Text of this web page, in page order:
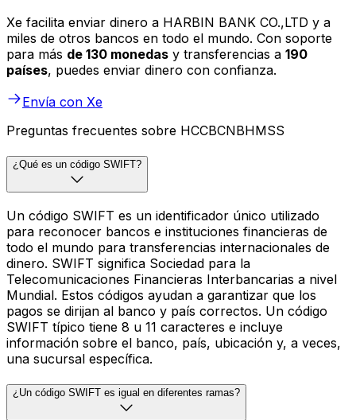
Xe facilita enviar dinero a HARBIN BANK CO.,LTD y a
miles de otros bancos en todo el mundo. Con soporte
para más de 130 monedas y transferencias a 190
países, puedes enviar dinero con confianza.
Envía con Xe
Preguntas frecuentes sobre HCCBCNBHMSS
¿Qué es un código SWIFT?
Un código SWIFT es un identificador único utilizado
para reconocer bancos e instituciones financieras de
todo el mundo para transferencias internacionales de
dinero. SWIFT significa Sociedad para la
Telecomunicaciones Financieras Interbancarias a nivel
Mundial. Estos códigos ayudan a garantizar que los
pagos se dirijan al banco y país correctos. Un código
SWIFT típico tiene 8 u 11 caracteres e incluye
información sobre el banco, país, ubicación y, a veces,
una sucursal específica.
¿Un código SWIFT es igual en diferentes ramas?